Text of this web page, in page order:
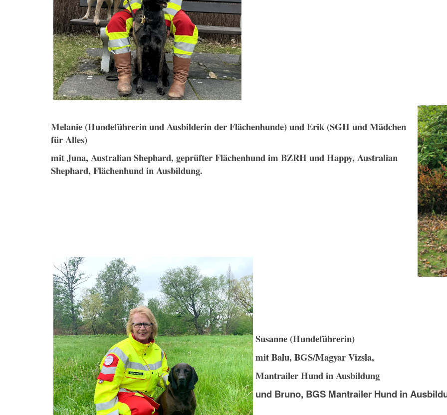
Melanie (Hundeführerin und Ausbilderin der Flächenhunde) und Erik (SGH und Mädchen
für Alles)
mit Juna, Australian Shephard, geprüfter Flächenhund im BZRH und Happy, Australian
Shephard, Flächenhund in Ausbildung.
Susanne (Hundeführerin)
mit Balu, BGS/Magyar Vizsla,
Mantrailer Hund in Ausbildung
und Bruno, BGS Mantrailer Hund in